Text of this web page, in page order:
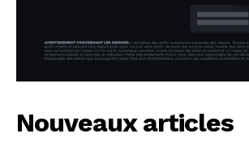
Nouveaux articles